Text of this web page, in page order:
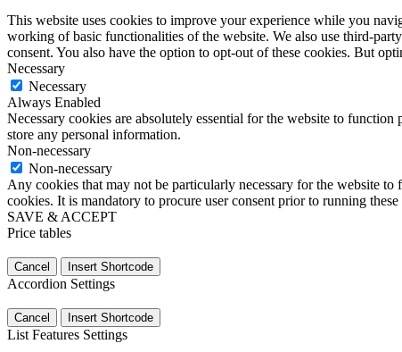
This website uses cookies to improve your experience while you
working of basic functionalities of the website. We also use third-
consent. You also have the option to opt-out of these cookies. But
Necessary
Necessary
Always Enabled
Necessary cookies are absolutely essential for the website to
store any personal information.
Non-necessary
Non-necessary
Any cookies that may not be particularly necessary for the website to
cookies. It is mandatory to procure user consent prior to running
SAVE & ACCEPT
Price tables
Cancel Insert Shortcode
Accordion Settings
Cancel Insert Shortcode
List Features Settings